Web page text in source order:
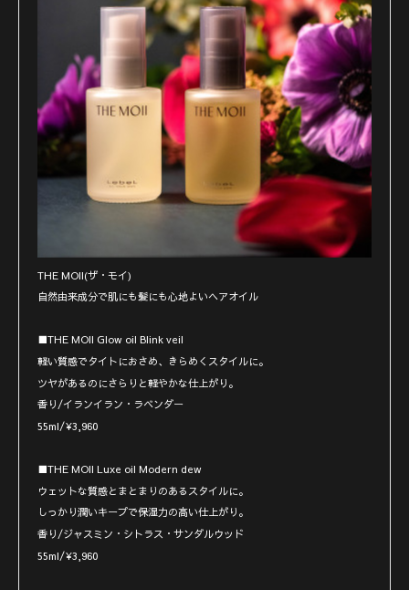
THE MOII(ザ・モイ)
自然由来成分で肌にも髪にも心地よいヘアオイル
■THE MOII Glow oil Blink veil
軽い質感でタイトにおさめ、きらめくスタイルに。
ツヤがあるのにさらりと軽やかな仕上がり。
香り/イランイラン・ラベンダー
55ml/¥3,960
■THE MOII Luxe oil Modern dew
ウェットな質感とまとまりのあるスタイルに。
しっかり潤いキープで保湿力の高い仕上がり。
香り/ジャスミン・シトラス・サンダルウッド
55ml/¥3,960